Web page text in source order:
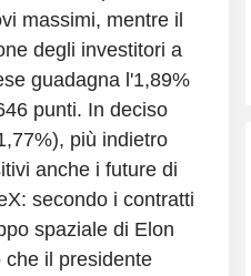
massimi, mentre il
degli investitori a
guadagna l'1,89%
punti. In deciso
più indietro
anche i future di
secondo i contratti
spaziale di Elon
il presidente